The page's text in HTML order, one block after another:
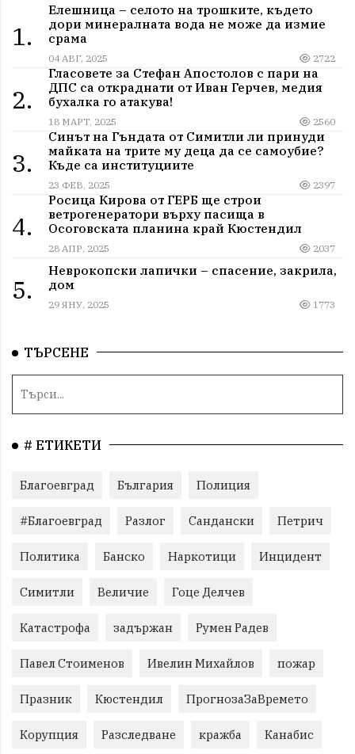
1.
Елешница – селото на трошките, където
дори минералната вода не може да измие
срама
04 АВГ, 2025 2722
2.
Гласовете за Стефан Апостолов с пари на
ДПС са откраднати от Иван Герчев, медия
бухалка го атакува!
18 МАРТ, 2025 2560
3.
Синът на Гъндата от Симитли ли принуди
майката на трите му деца да се самоубие?
Къде са институциите
23 ФЕВ, 2025 2397
4.
Росица Кирова от ГЕРБ ще строи
ветрогенератори върху пасища в
Осоговската планина край Кюстендил
28 АПР, 2025 2037
5.
Неврокопски лапички – спасение, закрила,
дом
29 ЯНУ, 2025 1773
ТЪРСЕНЕ
# ЕТИКЕТИ
Благоевград България Полиция
#Благоевград Разлог Сандански Петрич
Политика Банско Наркотици Инцидент
Симитли Величие Гоце Делчев
Катастрофа задържан Румен Радев
Павел Стоименов Ивелин Михайлов пожар
Празник Кюстендил ПрогнозаЗаВремето
Корупция Разследване кражба Канабис